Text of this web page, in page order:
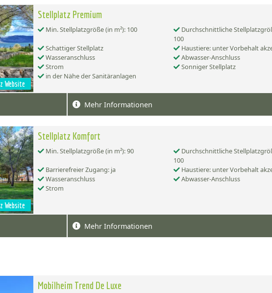
Website
Stellplatz Premium
Min. Stellplatzgröße (in m²): 100
Durchschnittliche
100
Schattiger Stellplatz
Haustiere: unter Vorbehalt
Wasseranschluss
Abwasser-Anschluss
Strom
Sonniger Stellplatz
in der Nähe der Sanitäranlagen
Mehr Informationen
Website
Stellplatz Komfort
Min. Stellplatzgröße (in m²): 90
Durchschnittliche
100
Barrierefreier Zugang: ja
Haustiere: unter Vorbehalt
Wasseranschluss
Abwasser-Anschluss
Strom
Mehr Informationen
Mobilheim Trend De Luxe